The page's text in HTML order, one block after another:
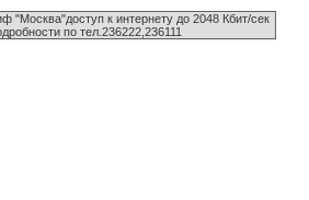
"Москва"доступ к интернету до 2048 Кбит/сек
по тел.236222,236111